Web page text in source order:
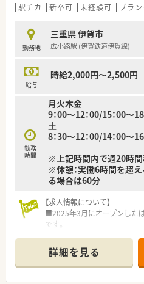
駅チカ 新卒可 未経験可 ブラ
勤務地
三重県 伊賀市
広小路駅 (伊賀鉄道伊賀線)
給与
時給2,000円～2,500円
勤務
時間
月火木金
9：00～12：00/15：00～
土
8：30～12：00/14：00～
※上記時間内で週20時
※休憩：実働6時間を超
る場合は60分
【求人情報について】
■2025年3月にオープンした
です。
可能です。
■残業はほとんど発生しない
きます。
詳細を見る